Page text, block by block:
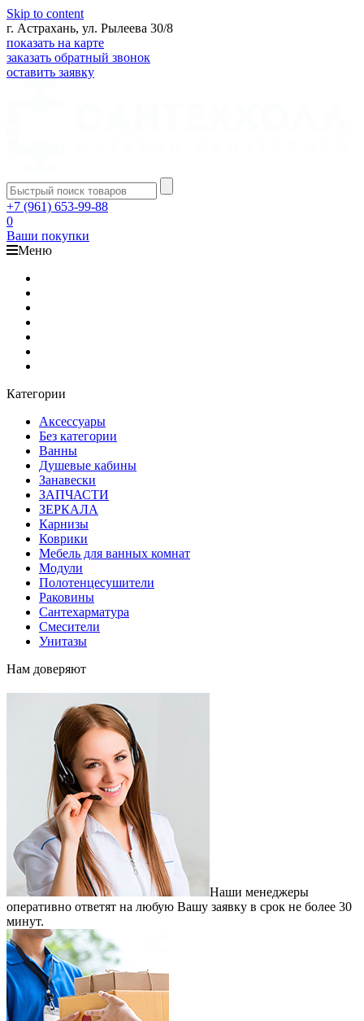
Skip to content
г. Астрахань, ул. Рылеева 30/8
показать на карте
заказать обратный звонок
оставить заявку
+7 (961) 653-99-88
0
Ваши покупки
Меню
Категории
Аксессуары
Без категории
Ванны
Душевые кабины
Занавески
ЗАПЧАСТИ
ЗЕРКАЛА
Карнизы
Коврики
Мебель для ванных комнат
Модули
Полотенцесушители
Раковины
Сантехарматура
Смесители
Унитазы
Нам доверяют
Наши менеджеры
оперативно ответят на любую Вашу заявку в срок не более 30
минут.